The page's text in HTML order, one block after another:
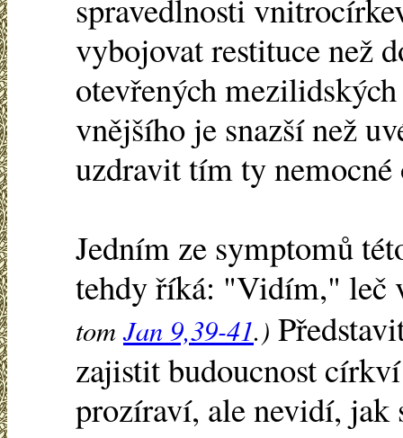
spravedlnosti
vybojovat restituce než
otevřených
vnějšího je snazší než
uzdravit tím ty nemocné
Jedním ze symptomů
tehdy říká: "Vidím," leč
tomJan 9,39-41.)
zajistit budoucnost
prozíraví, ale nevidí,